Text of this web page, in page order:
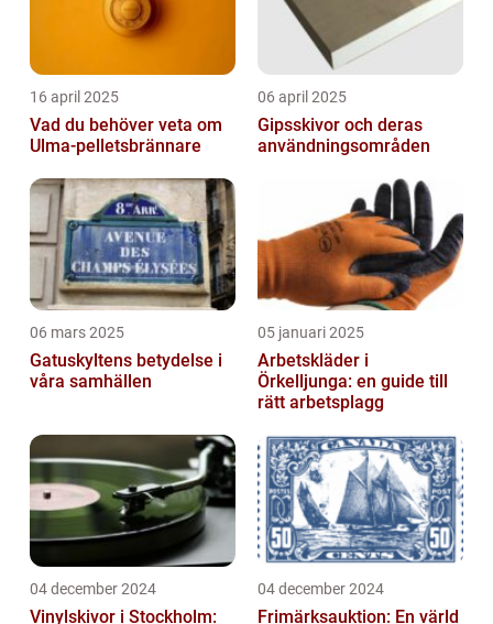
16 april 2025
Vad du behöver veta om
Ulma-pelletsbrännare
06 april 2025
Gipsskivor och deras
användningsområden
06 mars 2025
Gatuskyltens betydelse i
våra samhällen
05 januari 2025
Arbetskläder i
Örkelljunga: en guide till
rätt arbetsplagg
04 december 2024
Vinylskivor i Stockholm:
04 december 2024
Frimärksauktion: En värld